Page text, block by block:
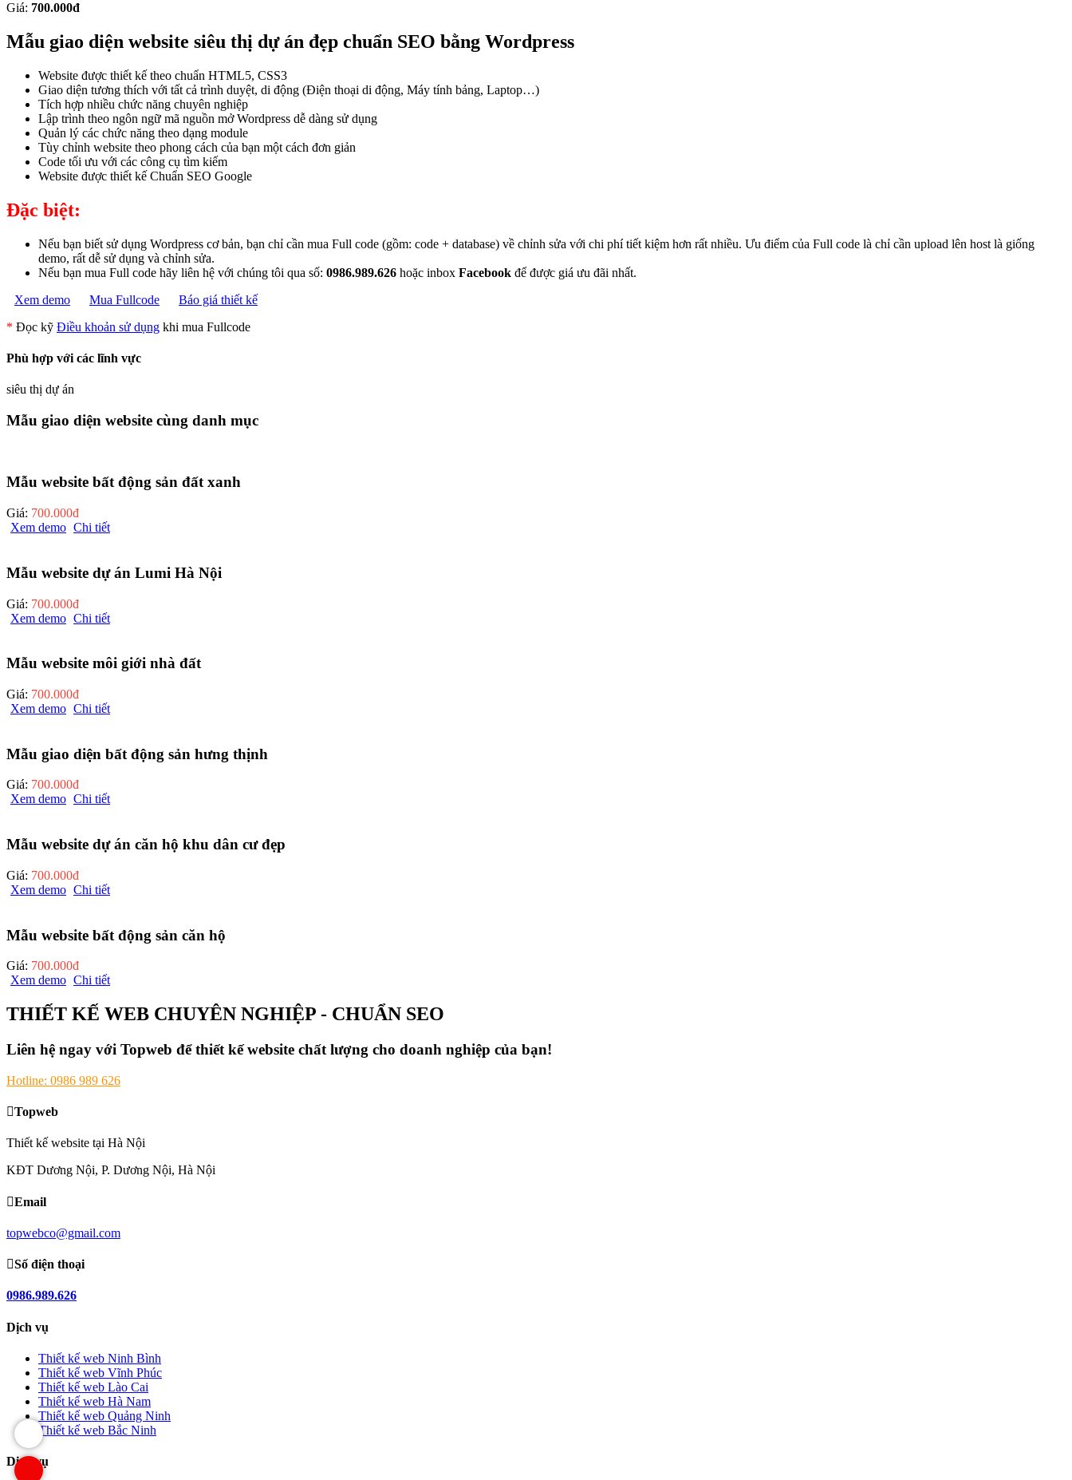
Giá: 700.000đ
Mẫu giao diện website siêu thị dự án đẹp chuẩn SEO bằng Wordpress
Website được thiết kế theo chuẩn HTML5, CSS3
Giao diện tương thích với tất cả trình duyệt, di động (Điện thoại di động, Máy tính bảng, Laptop…)
Tích hợp nhiều chức năng chuyên nghiệp
Lập trình theo ngôn ngữ mã nguồn mở Wordpress dễ dàng sử dụng
Quản lý các chức năng theo dạng module
Tùy chỉnh website theo phong cách của bạn một cách đơn giản
Code tối ưu với các công cụ tìm kiếm
Website được thiết kế Chuẩn SEO Google
Đặc biệt:
Nếu bạn biết sử dụng Wordpress cơ bản, bạn chỉ cần mua Full code (gồm: code + database) về chỉnh sửa với chi phí tiết kiệm hơn rất nhiều. Ưu điểm của Full code là chỉ cần upload lên host là giống
demo, rất dễ sử dụng và chỉnh sửa.
Nếu bạn mua Full code hãy liên hệ với chúng tôi qua số: 0986.989.626 hoặc inbox Facebook để được giá ưu đãi nhất.
Xem demo
Mua Fullcode
Báo giá thiết kế
* Đọc kỹ Điều khoản sử dụng khi mua Fullcode
Phù hợp với các lĩnh vực
siêu thị dự án
Mẫu giao diện website cùng danh mục
Mẫu website bất động sản đất xanh
Giá: 700.000đ
Xem demo Chi tiết
Mẫu website dự án Lumi Hà Nội
Giá: 700.000đ
Xem demo Chi tiết
Mẫu website môi giới nhà đất
Giá: 700.000đ
Xem demo Chi tiết
Mẫu giao diện bất động sản hưng thịnh
Giá: 700.000đ
Xem demo Chi tiết
Mẫu website dự án căn hộ khu dân cư đẹp
Giá: 700.000đ
Xem demo Chi tiết
Mẫu website bất động sản căn hộ
Giá: 700.000đ
Xem demo Chi tiết
THIẾT KẾ WEB CHUYÊN NGHIỆP - CHUẨN SEO
Liên hệ ngay với Topweb để thiết kế website chất lượng cho doanh nghiệp của bạn!
Hotline: 0986 989 626
Topweb
Thiết kế website tại Hà Nội
KĐT Dương Nội, P. Dương Nội, Hà Nội
Email
topwebco@gmail.com
Số điện thoại
0986.989.626
Dịch vụ
Thiết kế web Ninh Bình
Thiết kế web Vĩnh Phúc
Thiết kế web Lào Cai
Thiết kế web Hà Nam
Thiết kế web Quảng Ninh
Thiết kế web Bắc Ninh
Dịch vụ